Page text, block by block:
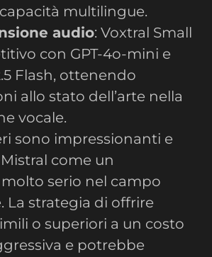
multilingue.
audio: Voxtral Small
con GPT-4o-mini e
Flash, ottenendo
allo stato dell’arte nella
vocale.
sono impressionanti e
come un
serio nel campo
La strategia di offrire
o superiori a un costo
e potrebbe